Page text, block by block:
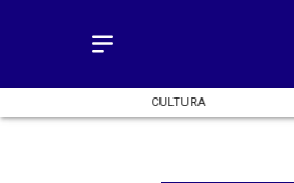
CULTURA